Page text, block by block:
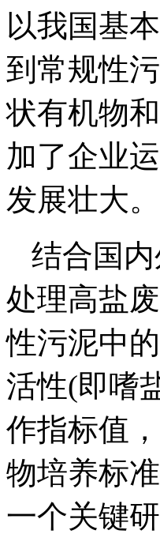
以我国基
到常规性
状有机物
加了企业
发展壮大。
结合国
处理高盐
性污泥中
活性(即嗜
作指标值
物培养标
一个关键研